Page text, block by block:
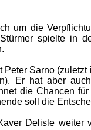
um die
spielte in
Peter Sarno
Er hat aber
die Chancen
soll die
Delisle weiter